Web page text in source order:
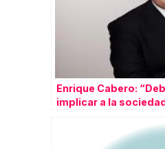
Enrique Cabero:
implicar a la